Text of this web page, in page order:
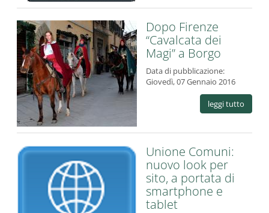
Dopo Firenze
“Cavalcata dei
Magi” a Borgo
Data di pubblicazione:
Giovedì, 07 Gennaio 2016
leggi tutto
Unione Comuni:
nuovo look per
sito, a portata di
smartphone e
tablet